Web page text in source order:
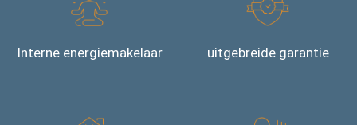
Interne energiemakelaar uitgebreide garantie